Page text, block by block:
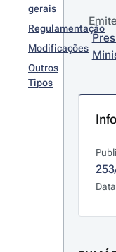
gerais
Regulamentação
Modificações
Outros
Tipos